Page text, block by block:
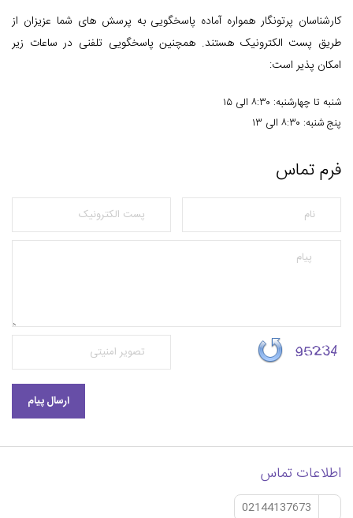
کارشناسان پرتونگار همواره آماده پاسخگویی به پرسش های شما عزیزان از
طریق پست الکترونیک هستند. همچنین پاسخگویی تلفنی در ساعات زیر
امکان پذیر است:
شنبه تا چهارشنبه: ۸:۳۰ الی ۱۵
پنج شنبه: ۸:۳۰ الی ۱
۳
فرم تماس
اطلاعات تماس
02144137673